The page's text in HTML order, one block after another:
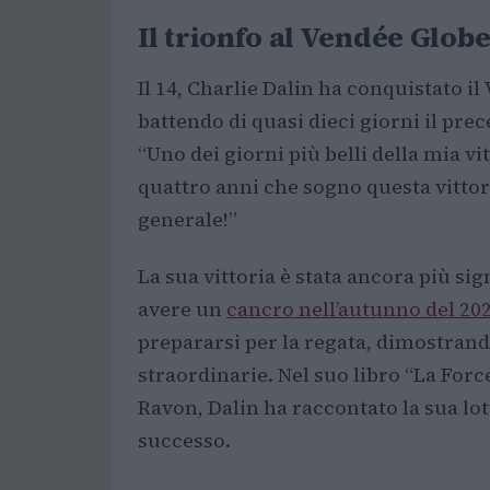
Il trionfo al Vendée
Il 14, Charlie Dalin ha conquistato
battendo di quasi dieci giorni il
“Uno dei giorni più belli della mia
quattro anni che sogno questa
generale!”
La sua vittoria è stata ancora più
avere un cancro nell’autunno del
prepararsi per la regata,
straordinarie. Nel suo libro “La
Ravon, Dalin ha raccontato la sua
successo.